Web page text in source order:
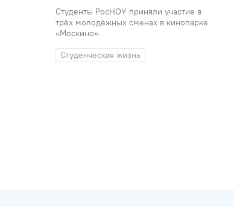
Студенты РосНОУ приняли участие в
трёх молодёжных сменах в кинопарке
«Москино».
Студенческая жизнь